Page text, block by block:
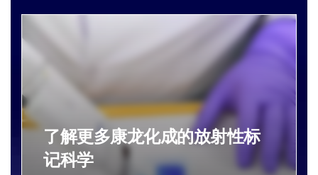
了解更多康龙化成的放射性标
记科学